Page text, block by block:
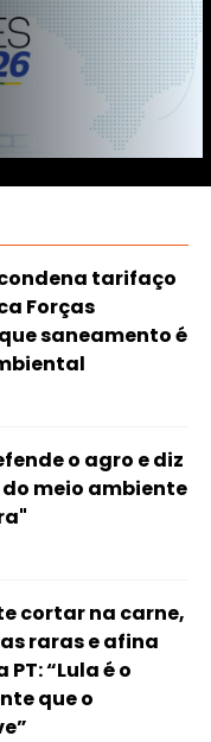
tarifaço
Forças
saneamento é
o agro e diz
meio ambiente
cortar na carne,
raras e afina
“Lula é o
que o